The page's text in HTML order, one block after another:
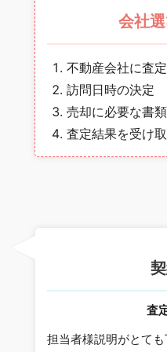
会社
不動産会社に査
訪問日時の決定
売却に必要な書
査定結果を受け
査
担当者様説明がとて